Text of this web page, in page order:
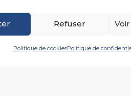
Refuser
Politique de cookiesPolitique de